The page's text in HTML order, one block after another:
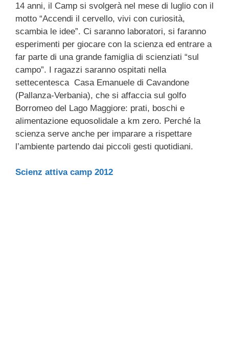
14 anni, il Camp si svolgerà nel mese di luglio con il
motto “Accendi il cervello, vivi con curiosità,
scambia le idee”. Ci saranno laboratori, si faranno
esperimenti per giocare con la scienza ed entrare a
far parte di una grande famiglia di scienziati “sul
campo”. I ragazzi saranno ospitati nella
settecentesca Casa Emanuele di Cavandone
(Pallanza-Verbania), che si affaccia sul golfo
Borromeo del Lago Maggiore: prati, boschi e
alimentazione equosolidale a km zero. Perché la
scienza serve anche per imparare a rispettare
l’ambiente partendo dai piccoli gesti quotidiani.
Scienz attiva camp 2012